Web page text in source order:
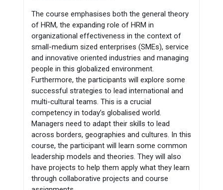
The course emphasises both the general theory
of HRM, the expanding role of HRM in
organizational effectiveness in the context of
small-medium sized enterprises (SMEs), service
and innovative oriented industries and managing
people in this globalized environment.
Furthermore, the participants will explore some
successful strategies to lead international and
multi-cultural teams. This is a crucial
competency in today’s globalised world.
Managers need to adapt their skills to lead
across borders, geographies and cultures. In this
course, the participant will learn some common
leadership models and theories. They will also
have projects to help them apply what they learn
through collaborative projects and course